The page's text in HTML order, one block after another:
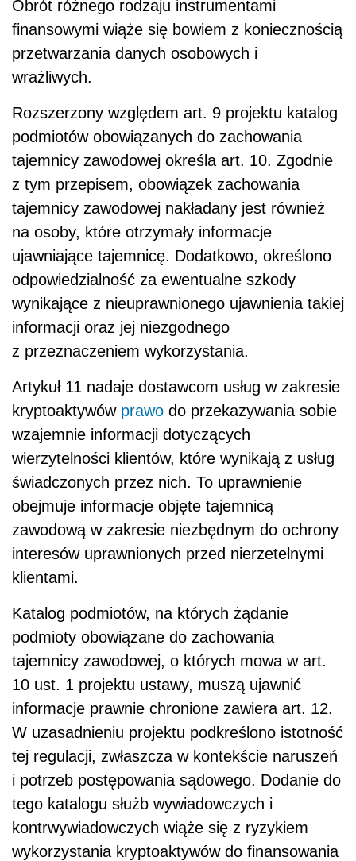
Obrót różnego rodzaju instrumentami
finansowymi wiąże się bowiem z koniecznością
przetwarzania danych osobowych i
wrażliwych.
Rozszerzony względem art. 9 projektu katalog
podmiotów obowiązanych do zachowania
tajemnicy zawodowej określa art. 10. Zgodnie
z tym przepisem, obowiązek zachowania
tajemnicy zawodowej nakładany jest również
na osoby, które otrzymały informacje
ujawniające tajemnicę. Dodatkowo, określono
odpowiedzialność za ewentualne szkody
wynikające z nieuprawnionego ujawnienia takiej
informacji oraz jej niezgodnego
z przeznaczeniem wykorzystania.
Artykuł 11 nadaje dostawcom usług w zakresie
kryptoaktywów prawo do przekazywania sobie
wzajemnie informacji dotyczących
wierzytelności klientów, które wynikają z usług
świadczonych przez nich. To uprawnienie
obejmuje informacje objęte tajemnicą
zawodową w zakresie niezbędnym do ochrony
interesów uprawnionych przed nierzetelnymi
klientami.
Katalog podmiotów, na których żądanie
podmioty obowiązane do zachowania
tajemnicy zawodowej, o których mowa w art.
10 ust. 1 projektu ustawy, muszą ujawnić
informacje prawnie chronione zawiera art. 12.
W uzasadnieniu projektu podkreślono istotność
tej regulacji, zwłaszcza w kontekście naruszeń
i potrzeb postępowania sądowego. Dodanie do
tego katalogu służb wywiadowczych i
kontrwywiadowczych wiąże się z ryzykiem
wykorzystania kryptoaktywów do finansowania